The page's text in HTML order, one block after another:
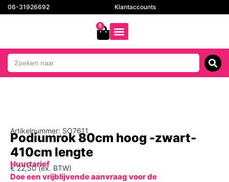
06-31926692 Klantaccounts
0
Artikelnummer: SO7611
Podiumrok 80cm hoog -zwart-
410cm lengte
Huurtarief
€22,50(ex. BTW)
Doe een vrijblijvende aanvraag voor de